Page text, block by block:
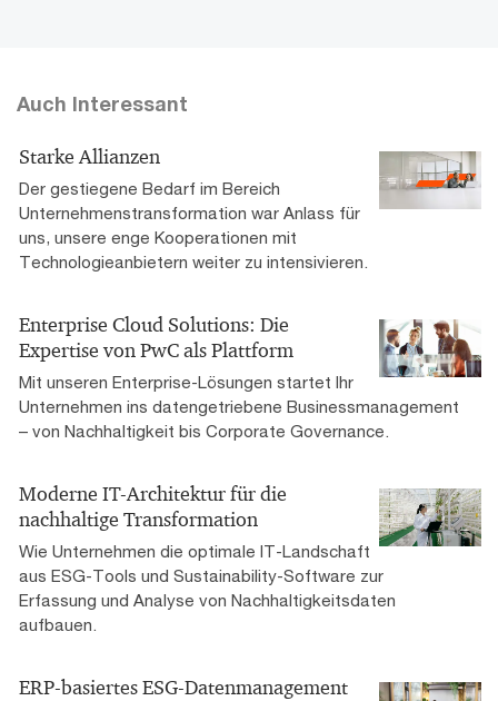
Auch Interessant
Starke Allianzen
Der gestiegene Bedarf im Bereich
Unternehmenstransformation war Anlass für
uns, unsere enge Kooperationen mit
Technologieanbietern weiter zu intensivieren.
Enterprise Cloud Solutions: Die
Expertise von PwC als Plattform
Mit unseren Enterprise-Lösungen startet Ihr
Unternehmen ins datengetriebene Businessmanagement
– von Nachhaltigkeit bis Corporate Governance.
Moderne IT-Architektur für die
nachhaltige Transformation
Wie Unternehmen die optimale IT-Landschaft
aus ESG-Tools und Sustainability-Software zur
Erfassung und Analyse von Nachhaltigkeitsdaten
aufbauen.
ERP-basiertes ESG-Datenmanagement